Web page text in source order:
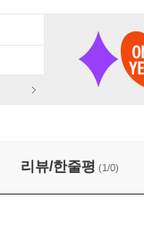
리뷰/한줄평 (1/0)